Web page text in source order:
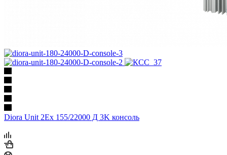
Diora Unit 2Ex 155/22000 Д 3K консоль